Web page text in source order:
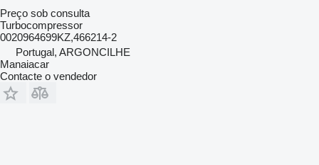
Preço sob consulta
Turbocompressor
0020964699KZ,466214-2
Portugal, ARGONCILHE
Manaiacar
Contacte o vendedor